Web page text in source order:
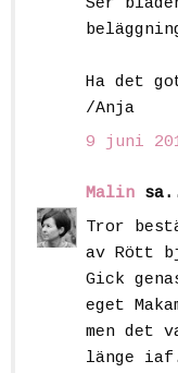
Ha det
/Anja
9 juni
Malin
Tror
av Rött
Gick
eget
men det
länge